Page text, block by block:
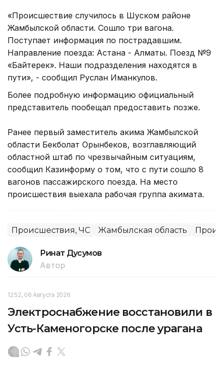
«Происшествие случилось в Шуском районе
Жамбылской области. Сошло три вагона.
Поступает информация по пострадавшим.
Направление поезда: Астана - Алматы. Поезд №9
«Байтерек». Наши подразделения находятся в
пути», - сообщил Руслан Иманкулов.
Более подробную информацию официальный
представитель пообещал предоставить позже.
Ранее первый заместитель акима Жамбылской
области Бекболат Орынбеков, возглавляющий
областной штаб по чрезвычайным ситуациям,
сообщил Казинформу о том, что с пути сошло 8
вагонов пассажирского поезда. На место
происшествия выехала рабочая группа акимата.
Происшествия, ЧС Жамбылская область
Ринат Дусумов
Автор
12:52, 06 Августа 2026
Электроснабжение восстановили в
Усть-Каменогорске после урагана